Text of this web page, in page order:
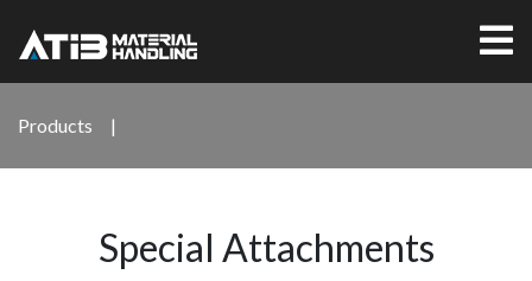
Products |
Special Attachments